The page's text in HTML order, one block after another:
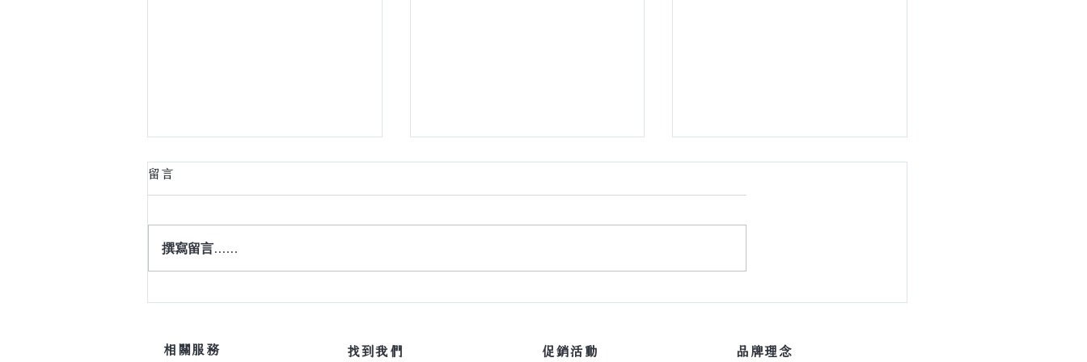
讓家，隨時光共生
【詩肯地板 ｜ 家的情緒溫度】
留言
撰寫留言......
​相關服務 ​找到我們 ​促銷活動​ ​品牌理念